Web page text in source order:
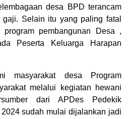
desa BPD terancam
Selain itu yang paling fatal
pembangunan Desa ,
Peserta Keluarga Harapan
masyarakat desa Program
melalui kegiatan hewani
dari APDes Pedekik
sudah mulai dijalankan jadi